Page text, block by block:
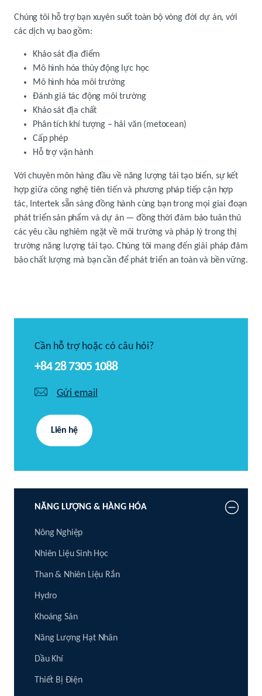
Chúng tôi hỗ trợ bạn xuyên suốt toàn bộ vòng đời dự án, với
các dịch vụ bao gồm:
Khảo sát địa điểm
Mô hình hóa thủy động lực học
Mô hình hóa môi trường
Đánh giá tác động môi trường
Khảo sát địa chất
Phân tích khí tượng – hải văn (metocean)
Cấp phép
Hỗ trợ vận hành
Với chuyên môn hàng đầu về năng lượng tái tạo biển, sự kết
hợp giữa công nghệ tiên tiến và phương pháp tiếp cận hợp
tác, Intertek sẵn sàng đồng hành cùng bạn trong mọi giai đoạn
phát triển sản phẩm và dự án — đồng thời đảm bảo tuân thủ
các yêu cầu nghiêm ngặt về môi trường và pháp lý trong thị
trường năng lượng tái tạo. Chúng tôi mang đến giải pháp đảm
bảo chất lượng mà bạn cần để phát triển an toàn và bền vững.
Cần hỗ trợ hoặc có câu hỏi?
+84 28 7305 1088
Gửi email
Liên hệ
NĂNG LƯỢNG & HÀNG HÓA
Nông Nghiệp
Nhiên Liệu Sinh Học
Than & Nhiên Liệu Rắn
Hydro
Khoáng Sản
Năng Lượng Hạt Nhân
Dầu Khí
Thiết Bị Điện